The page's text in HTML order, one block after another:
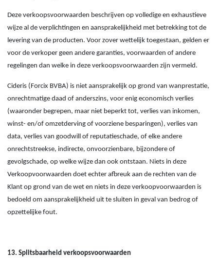
Deze verkoopsvoorwaarden beschrijven op volledige en exhaustieve
wijze al de verplichtingen en aansprakelijkheid met betrekking tot de
levering van de producten. Voor zover wettelijk toegestaan, gelden er
voor de verkoper geen andere garanties, voorwaarden of andere
regelingen dan welke in deze verkoopsvoorwaarden zijn vermeld.
Cideris (Forcix BVBA) is niet aansprakelijk op grond van wanprestatie,
onrechtmatige daad of anderszins, voor enig economisch verlies
(waaronder begrepen, maar niet beperkt tot, verlies van inkomen,
winst- en/of omzetderving of voorziene besparingen), verlies van
data, verlies van goodwill of reputatieschade, of elke andere
onrechtstreekse, indirecte, onvoorzienbare, bijzondere of
gevolgschade, op welke wijze dan ook ontstaan. Niets in deze
Verkoopvoorwaarden doet echter afbreuk aan de rechten van de
Klant op grond van de wet en niets in deze verkoopvoorwaarden is
bedoeld om aansprakelijkheid uit te sluiten in geval van bedrog of
opzettelijke fout.
13. Splitsbaarheid verkoopsvoorwaarden